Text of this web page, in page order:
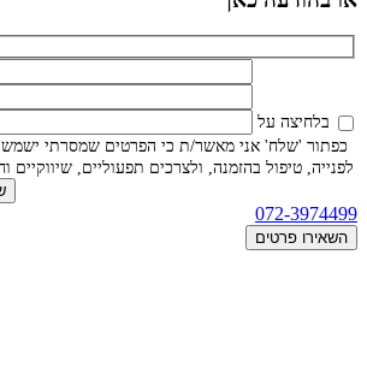
בלחיצה על
כפתור 'שלח' אני מאשר/ת כי הפרטים שמסרתי
לפנייה, טיפול בהזמנה, ולצרכים תפעוליים,
072-3974499
השאירו פרטים